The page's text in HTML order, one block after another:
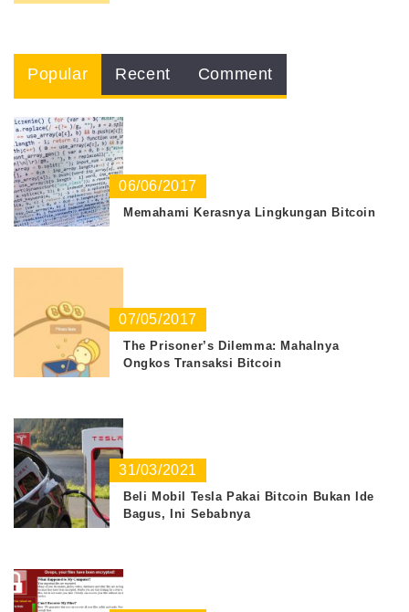
Popular Recent Comment
06/06/2017
Memahami Kerasnya Lingkungan Bitcoin
07/05/2017
The Prisoner’s Dilemma: Mahalnya
Ongkos Transaksi Bitcoin
31/03/2021
Beli Mobil Tesla Pakai Bitcoin Bukan Ide
Bagus, Ini Sebabnya